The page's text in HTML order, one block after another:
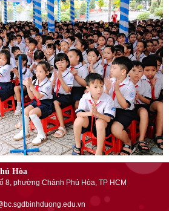
Hòa
phường Chánh Phú Hòa, TP HCM